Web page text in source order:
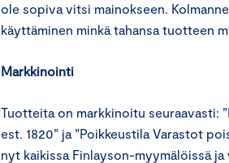
ole sopiva vitsi mainokseen.
käyttäminen minkä tahansa tuotteen
Markkinointi
Tuotteita on markkinoitu seuraavasti:
est. 1820” ja ”Poikkeustila Varastot
nyt kaikissa Finlayson-myymälöissä ja